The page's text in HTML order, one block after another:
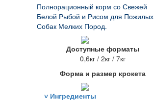
Полнорационный корм со Свежей
Белой Рыбой и Рисом для Пожилых
Собак Мелких Пород.
Доступные форматы
0,6кг / 2кг / 7кг
Форма и размер крокета
˅ Ингредиенты